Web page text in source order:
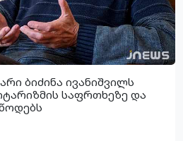
ბიძინა ივანიშვილს
საფრთხეზე და